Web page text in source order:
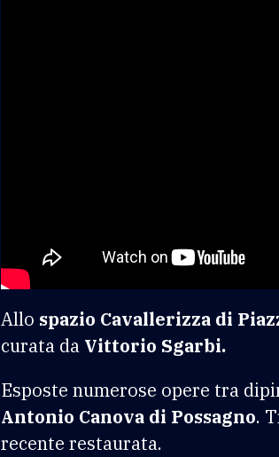
Allo spazio Cavallerizza di
curata da Vittorio Sgarbi.
Esposte numerose opere tra
Antonio Canova di Possagno.
recente restaurata.